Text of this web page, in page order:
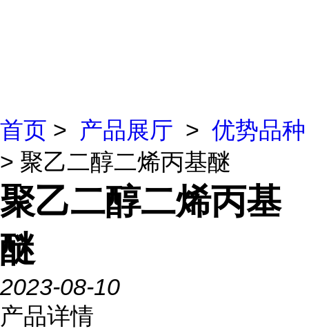
首页 > 产品展厅 > 优势品种
> 聚乙二醇二烯丙基醚
聚乙二醇二烯丙基
醚
2023-08-10
产品详情